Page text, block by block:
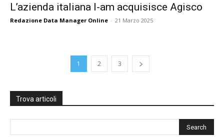
L’azienda italiana I-am acquisisce Agisco
Redazione Data Manager Online - 21 Marzo 2025
1 2 3
Trova articoli